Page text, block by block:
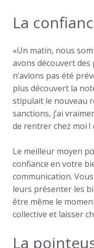
La
«Un matin, nous
avons découvert des
n’avions pas été
plus découvert la
stipulait le nouveau
sanctions, j’ai
de rentrer chez moi !
Le meilleur moyen
confiance en votre
communication.
leurs présenter les
être même le
collective et laisser
La